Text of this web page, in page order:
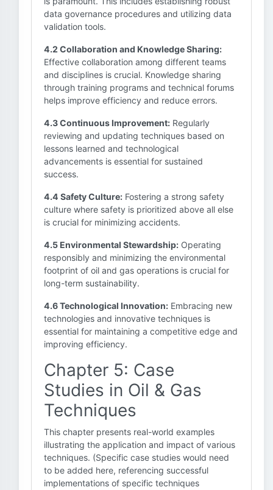
data governance procedures and utilizing data
validation tools.
4.2 Collaboration and Knowledge Sharing:
Effective collaboration among different teams
and disciplines is crucial. Knowledge sharing
through training programs and technical forums
helps improve efficiency and reduce errors.
4.3 Continuous Improvement: Regularly
reviewing and updating techniques based on
lessons learned and technological
advancements is essential for sustained
success.
4.4 Safety Culture: Fostering a strong safety
culture where safety is prioritized above all else
is crucial for minimizing accidents.
4.5 Environmental Stewardship: Operating
responsibly and minimizing the environmental
footprint of oil and gas operations is crucial for
long-term sustainability.
4.6 Technological Innovation: Embracing new
technologies and innovative techniques is
essential for maintaining a competitive edge and
improving efficiency.
Chapter 5: Case
Studies in Oil & Gas
Techniques
This chapter presents real-world examples
illustrating the application and impact of various
techniques. (Specific case studies would need
to be added here, referencing successful
implementations of specific techniques